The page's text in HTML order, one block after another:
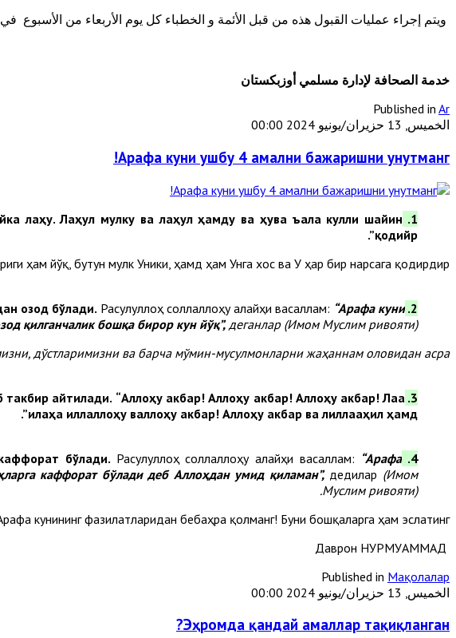
ويتم إجراء عمليات القبول هذه من قبل الأئمة و الخطباء كل يوم الأربعاء من الأسبوع
خدمة الصحافة لإدارة مسلمي أوزبكستان
Published in Ar
الخميس, 13 حزيران/يونيو 2024 00:00
Арафа куни ушбу 4 амални бажаришни унутманг!
1. Ушбу зикрни кўп қилиш:
лаҳу. Лаҳул мулку ва лаҳул ҳамду ва ҳува ъала кулли шайин
қодийр
”.
ҳам йўқ, бутун мулк Уники, ҳамд ҳам Унга хос ва У ҳар бир нарсага қодирдир.
2. Аллоҳдан дўзах азобидан паноҳ сўраш.
озод бўлади. Расулуллоҳ соллаллоҳу алайҳи васаллам: “Арафа куни
қилганчалик бошқа бирор кун йўқ”,деганлар (Имом Муслим ривояти).
дўстларимизни ва барча мўмин-мусулмонларни жаҳаннам оловидан асра!
3. Такбири ташриқ айтиш.
айтилади. “Аллоҳу акбар! Аллоҳу акбар! Аллоҳу акбар! Лаа
илаҳа иллаллоҳу валлоҳу акбар! Аллоҳу акбар ва лиллааҳил ҳамд”.
4. Рўза тутиш.
бўлади. Расулуллоҳ соллаллоҳу алайҳи васаллам: “Арафа
каффорат бўлади деб Аллоҳдан умид қиламан”,дедилар (Имом
Муслим ривояти).
кунининг фазилатларидан бебаҳра қолманг! Буни бошқаларга ҳам эслатинг.
Даврон НУРМУҲАММАД
Published in Мақолалар
الخميس, 13 حزيران/يونيو 2024 00:00
Эҳромда қандай амаллар тақиқланган?